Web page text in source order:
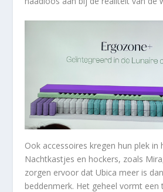
Ook accessoires kregen hun plek in
Nachtkastjes en hockers, zoals
zorgen ervoor dat Ubica meer is
beddenmerk. Het geheel vormt